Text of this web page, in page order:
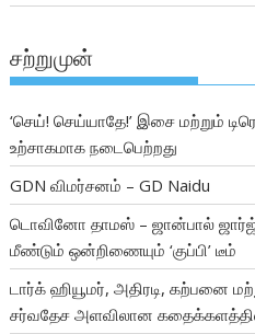
சற்றுமுன்
‘செய்! செய்யாதே!’ இசை மற்றும்
உற்சாகமாக நடைபெற்றது
GDN விமர்சனம் – GD Naidu
டொவினோ தாமஸ் – ஜான்பால் ஜார்ஜ்
மீண்டும் ஒன்றிணையும் ‘குப்பி’ டீம்
டார்க் ஹியூமர், அதிரடி, கற்பனை
சர்வதேச அளவிலான கதைக்களத்தில்